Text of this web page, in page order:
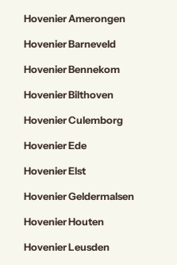
Hovenier Amerongen
Hovenier Barneveld
Hovenier Bennekom
Hovenier Bilthoven
Hovenier Culemborg
Hovenier Ede
Hovenier Elst
Hovenier Geldermalsen
Hovenier Houten
Hovenier Leusden